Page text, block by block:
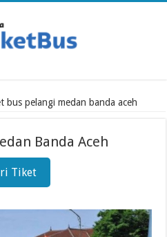
bus pelangi medan banda aceh
Banda Aceh
Tiket